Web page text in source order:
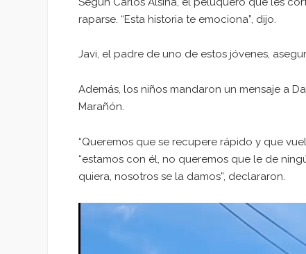
raparse. “Esta historia te emociona”, dijo.
Javi, el padre de uno de estos jóvenes,
Además, los niños mandaron un mensaje a
Marañón.
“Queremos que se recupere rápido y que
“estamos con él, no queremos que le de
quiera, nosotros se la damos”, declararon.
Reproductor